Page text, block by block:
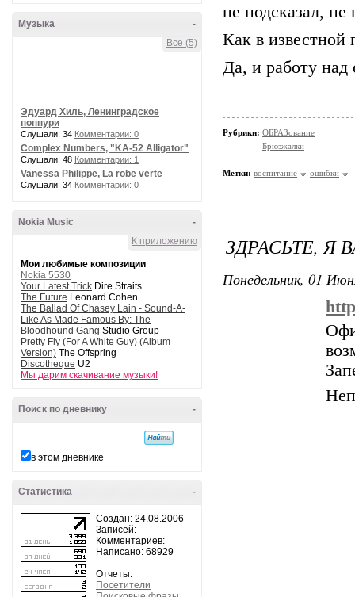
-
Музыка
Все (5)
Эдуард Хиль, Ленинградское
поппури
Слушали: 34 Комментарии: 0
Complex Numbers, "KA-52 Alligator"
Слушали: 48 Комментарии: 1
Vanessa Philippe, La robe verte
Слушали: 34 Комментарии: 0
-
Nokia Music
К приложению
Мои любимые композиции
Nokia 5530
Your Latest Trick Dire Straits
The Future Leonard Cohen
The Ballad Of Chasey Lain - Sound-A-
Like As Made Famous By: The
Bloodhound Gang Studio Group
Pretty Fly (For A White Guy) (Album
Version) The Offspring
Discotheque U2
Мы дарим скачивание музыки!
-
Поиск по дневнику
в этом дневнике
-
Статистика
Создан: 24.08.2006
Записей:
Комментариев:
Написано: 68929
Отчеты:
Посетители
не подсказал,
Как в известной
Да, и работу
Рубрики: ОБРАЗование
Брюзжалки
Метки: воспитание ошибки
ЗДРАСЬТЕ, Я
Понедельник, 01